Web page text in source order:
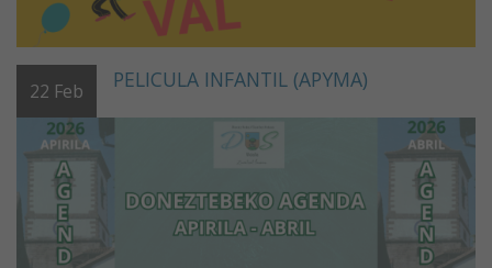
22 Feb PELICULA INFANTIL (APYMA)